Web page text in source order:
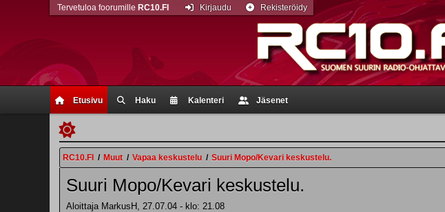
Etusivu Haku Kalenteri Jäsenet
Tervetuloa foorumille RC10.FI Kirjaudu Rekisteröidy
RC10.FI / Muut / Vapaa keskustelu / Suuri Mopo/Kevari keskustelu.
Suuri Mopo/Kevari keskustelu.
Aloittaja MarkusH, 27.07.04 - klo: 21.08